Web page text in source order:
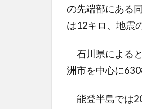
の先端部にある
は12キロ、地震
石川県による
洲市を中心に630
能登半島では